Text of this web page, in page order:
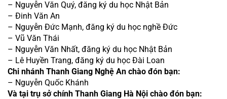
– Nguyễn Văn Quý, đăng ký du học Nhật Bản
– Đinh Văn An
– Nguyễn Đức Mạnh, đăng ký du học nghề Đức
– Vũ Văn Thái
– Nguyễn Văn Nhất, đăng ký du học Nhật Bản
– Lê Huyền Trang, đăng ký du học Đài Loan
Chi nhánh Thanh Giang Nghệ An chào đón bạn:
– Nguyễn Quốc Khánh
Và tại trụ sở chính Thanh Giang Hà Nội chào đón bạn: